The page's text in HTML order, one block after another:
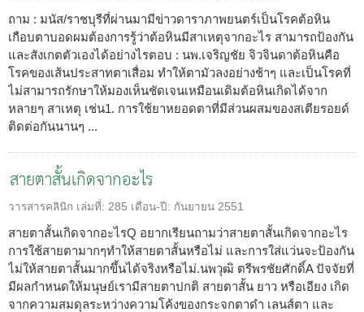
ถาม : มนัส/ราชบุรีที่ผ่านมามีข่าวดาราภาพยนตร์เป็นโรคต้อหิน
เกือบตาบอดผมต้องการรู้ว่าต้อหินมีสาเหตุจากอะไร สามารถป้องกัน
และสังเกตตัวเองได้อย่างไรตอบ : นพ.เจริญชัย จิวจินดาต้อหินคือ
โรคของเส้นประสาทตาเสื่อม ทำให้ตามัวลงอย่างช้าๆ และเป็นโรคที่
ไม่สามารถรักษาให้มองเห็นชัดเจนเหมือนเดิมต้อหินเกิดได้จาก
หลายๆ สาเหตุ เช่น1. การใช้ยาหยอดตาที่มีส่วนผสมของสเตียรอยด์
ติดต่อกันนานๆ ...
สายตาสั้นเกิดจากอะไร
วารสารคลินิก เล่มที่: 285 เดือน-ปี: กันยายน 2551
สายตาสั้นเกิดจากอะไรQ อยากเรียนถามว่าสายตาสั้นเกิดจากอะไร
การใช้สายตามากๆทำให้สายตาสั้นหรือไม่ และการใส่แว่นจะป้องกัน
ไม่ให้สายตาสั้นมากขึ้นได้จริงหรือไม่.นพวุฒิ ตรีพรชัยศักดิ์A ปัจจัยที่
มีผลกำหนดให้มนุษย์เรามีสายตาปกติ สายตาสั้น ยาว หรือเอียง เกิด
จากความสมดุลระหว่างความโค้งของกระจกตาดำ เลนส์ตา และ